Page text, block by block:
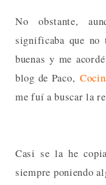
No obstante,
significaba que no
buenas y me
blog de Paco,
me fuí a buscar la
Casi se la he
siempre poniendo